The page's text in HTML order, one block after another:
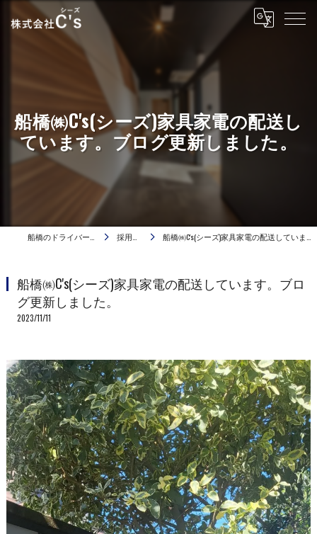
船橋㈱C's(シーズ)家具家電の配送し
ています。ブログ更新しました。
採用ブログ 船橋㈱C's(シーズ)家具家電の配送しています。ブログ更新しました。
船橋㈱C's(シーズ)家具家電の配送しています。ブロ
グ更新しました。
2023/11/11